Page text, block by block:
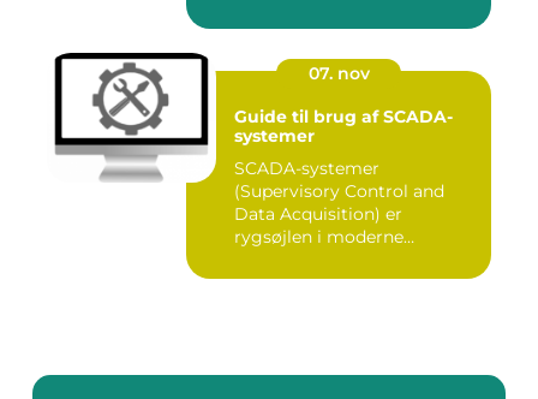
07. nov
Guide til brug af SCADA-
systemer
SCADA-systemer
(Supervisory Control and
Data Acquisition) er
rygsøjlen i moderne